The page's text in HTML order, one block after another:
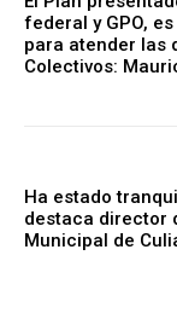
federal y GPO,
para atender las
Colectivos:
Ha estado
destaca director
Municipal de